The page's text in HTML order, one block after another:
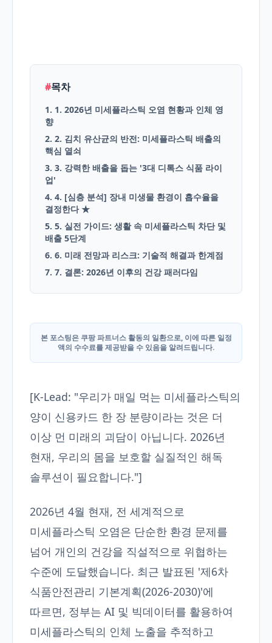
#목차
1. 1. 2026년 미세플라스틱 오염 현황과 인체 영
향
2. 2. 김치 유산균의 반전: 미세플라스틱 배출의
핵심 열쇠
3. 3. 강력한 배출을 돕는 '3대 디톡스 식품 라이
업'
4. 4. [심층 분석] 장내 미생물 환경이 흡수율을
결정한다 ★
5. 5. 실전 가이드: 생활 속 미세플라스틱 차단 및
배출 5단계
6. 6. 미래 전망과 리스크: 기술적 해결과 한계점
7. 7. 결론: 2026년 이후의 건강 패러다임
본 포스팅은 쿠팡 파트너스 활동의 일환으로, 이에 따른 일정
액의 수수료를 제공받을 수 있음을 알려드립니다.
[K-Lead: "우리가 매일 먹는 미세플라스틱의
양이 신용카드 한 장 분량이라는 것은 더
이상 먼 미래의 괴담이 아닙니다. 2026년
현재, 우리의 몸을 보호할 실질적인 해독
솔루션이 필요합니다."]
2026년 4월 현재, 전 세계적으로
미세플라스틱 오염은 단순한 환경 문제를
넘어 개인의 건강을 직설적으로 위협하는
수준에 도달했습니다. 최근 발표된 '제6차
식품안전관리 기본계획(2026-2030)'에
따르면, 정부는 AI 및 빅데이터를 활용하여
미세플라스틱의 인체 노출을 추적하고